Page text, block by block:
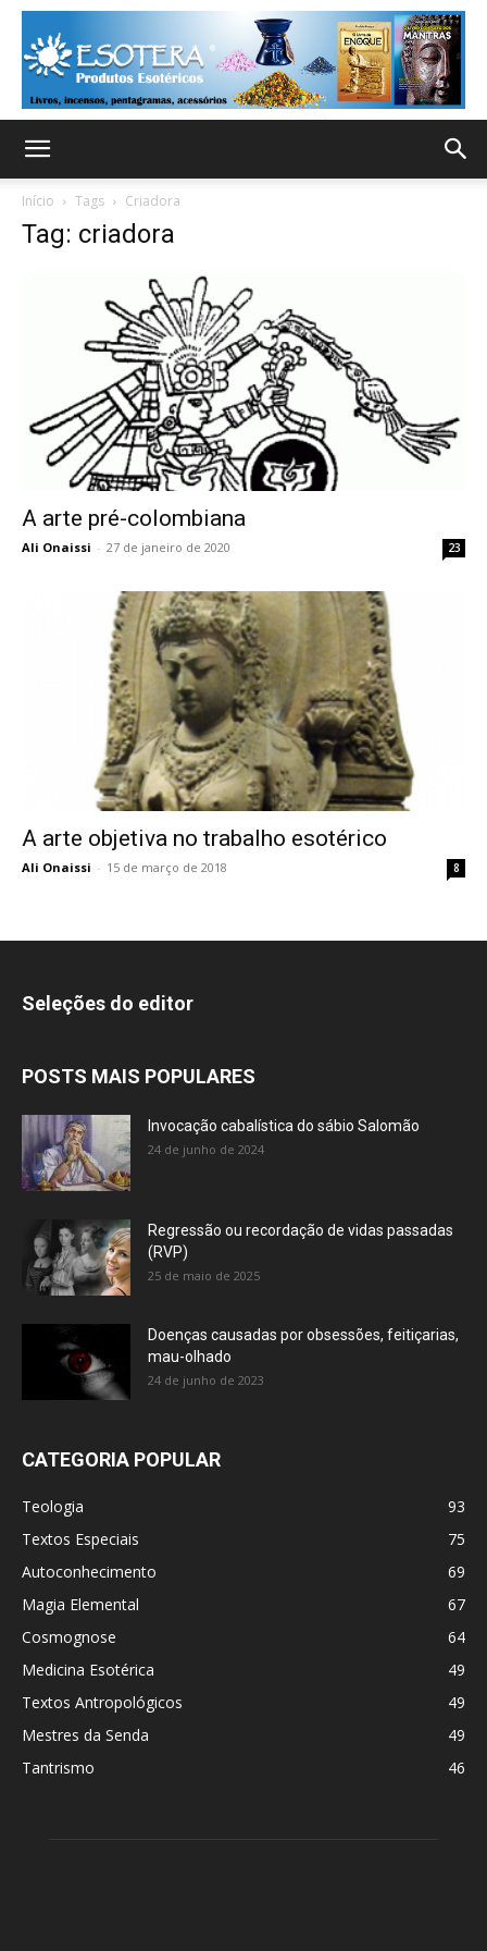
Início Tags Criadora
Tag: criadora
A arte pré-colombiana
Ali Onaissi - 27 de janeiro de 2020 23
A arte objetiva no trabalho esotérico
Ali Onaissi - 15 de março de 2018 8
Seleções do editor
POSTS MAIS POPULARES
Invocação cabalística do sábio Salomão
24 de junho de 2024
Regressão ou recordação de vidas passadas
(RVP)
25 de maio de 2025
Doenças causadas por obsessões, feitiçarias,
mau-olhado
24 de junho de 2023
CATEGORIA POPULAR
Teologia
93
Textos Especiais
75
Autoconhecimento
69
Magia Elemental
67
Cosmognose
64
Medicina Esotérica
49
Textos Antropológicos
49
Mestres da Senda
49
Tantrismo
46